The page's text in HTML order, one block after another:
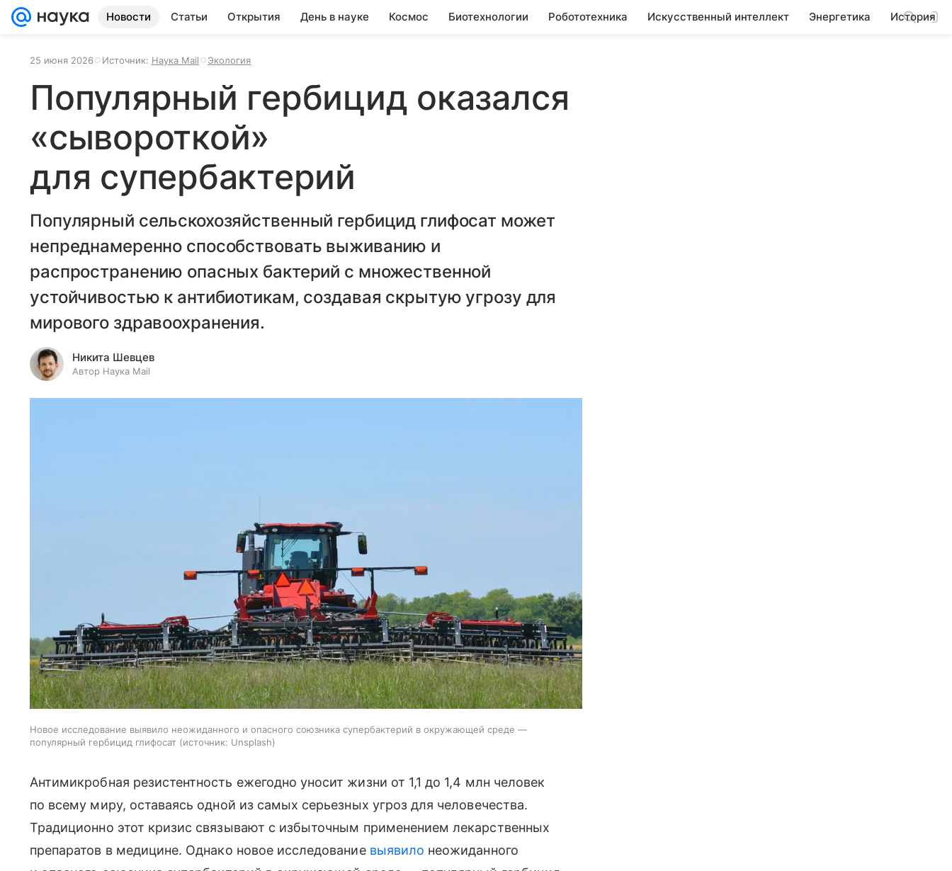
Новости Статьи Открытия День в науке Космос Биотехнологии Робототехника Искусственный интеллект Энергетика История
25 июня 2026 Источник: Наука Mail Экология
Популярный гербицид оказался
«сывороткой»
для супербактерий
Популярный сельскохозяйственный гербицид глифосат может
непреднамеренно способствовать выживанию и
распространению опасных бактерий с множественной
устойчивостью к антибиотикам, создавая скрытую угрозу для
мирового здравоохранения.
Никита Шевцев
Автор Наука Mail
Новое исследование выявило неожиданного и опасного союзника супербактерий в окружающей среде —
популярный гербицид глифосат
источник: Unsplash
Антимикробная резистентность ежегодно уносит жизни от 1,1 до 1,4 млн человек
по всему миру, оставаясь одной из самых серьезных угроз для человечества.
Традиционно этот кризис связывают с избыточным применением лекарственных
препаратов в медицине. Однако новое исследование выявило неожиданного